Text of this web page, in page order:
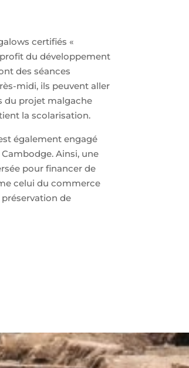
certifiés «
du développement
des séances
midi, ils peuvent aller
du projet malgache
la scolarisation.
également engagé
Ainsi, une
pour financer de
celui du commerce
de